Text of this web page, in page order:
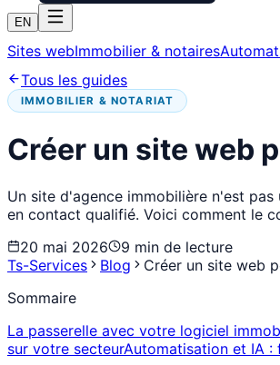
EN
Sites webImmobilier & notaires
Tous les guides
IMMOBILIER & NOTARIAT
Créer un site web
Un site d'agence immobilière n'est
en contact qualifié. Voici comment le
20 mai 2026
9 min de lecture
Ts-Services
Blog
Créer un site web
Sommaire
La passerelle avec votre logiciel
sur votre secteurAutomatisation et IA :